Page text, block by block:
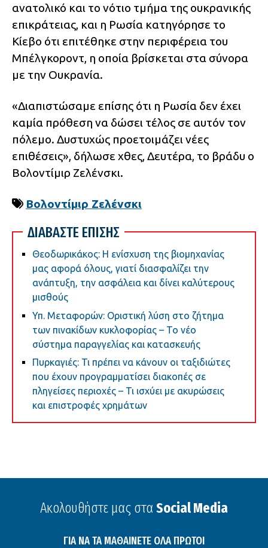
ανατολικό και το νότιο τμήμα της ουκρανικής
επικράτειας, και η Ρωσία κατηγόρησε το
Κίεβο ότι επιτέθηκε στην περιφέρεια του
Μπέλγκοροντ, η οποία βρίσκεται στα σύνορα
με την Ουκρανία.
«Διαπιστώσαμε επίσης ότι η Ρωσία δεν έχει
καμία πρόθεση να δώσει τέλος σε αυτόν τον
πόλεμο. Δυστυχώς προετοιμάζει νέες
επιθέσεις», δήλωσε χθες, Δευτέρα, το βράδυ ο
Βολοντίμιρ Ζελένσκι.
Βολοντίμιρ Ζελένσκι
ΔΙΑΒΑΣΤΕ ΕΠΙΣΗΣ
Θεοδωρικάκος: Η ενίσχυση της βιομηχανίας
μας αφορά όλους, γιατί διασφαλίζει την
ανάπτυξη, την ασφάλεια και δίνει καλύτερους
μισθούς
Υπ. Μεταφορών: Οριστική λύση στο ζήτημα
των πινακίδων κυκλοφορίας – Το νέο
σύστημα παραγγελίας και κατασκευής
Πυρκαγιές: Τι πρέπει να κάνουν οι ταξιδιώτες
που έχουν προγραμματίσει διακοπές σε
πληγείσες περιοχές – Τι ισχύει με ακυρώσεις
και επιστροφές χρημάτων
Ακολουθήστε μας στα Social Media
ΓΙΑ ΝΑ ΤΑ ΜΑΘΑΙΝΕΤΕ ΟΛΑ ΠΡΩΤΟΙ